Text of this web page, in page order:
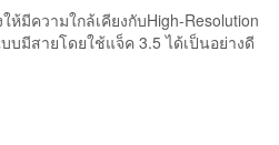
มีความใกล้เคียงกับHigh-Resolution
บมีสายโดยใช้แจ็ค 3.5 ได้เป็นอย่างดี